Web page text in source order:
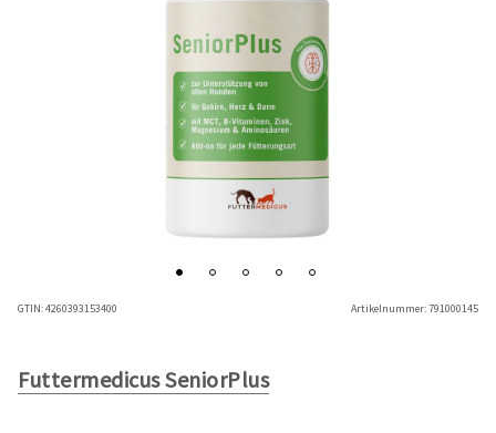
GTIN:4260393153400 Artikelnummer:791000145
Futtermedicus SeniorPlus